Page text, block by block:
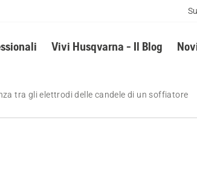
Vivi Husqvarna - Il Blog
tra gli elettrodi delle candele di un soffiatore